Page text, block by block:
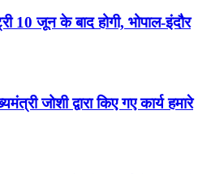
10 जून के बाद होगी, भोपाल-इंदौर
जोशी द्वारा किए गए कार्य हमारे